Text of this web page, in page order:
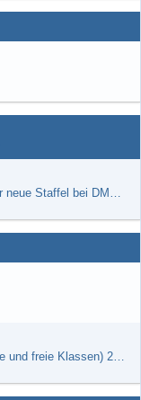
Die Modellbauer - Das Duell | Bewerbung für neue Staffel bei DMAX *Werbung*
Race Night in Lauba (LRP Offroad Challenge und freie Klassen) 25/26.08